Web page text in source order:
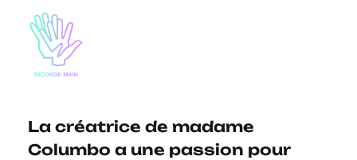
La créatrice de madame
Columbo a une passion pour